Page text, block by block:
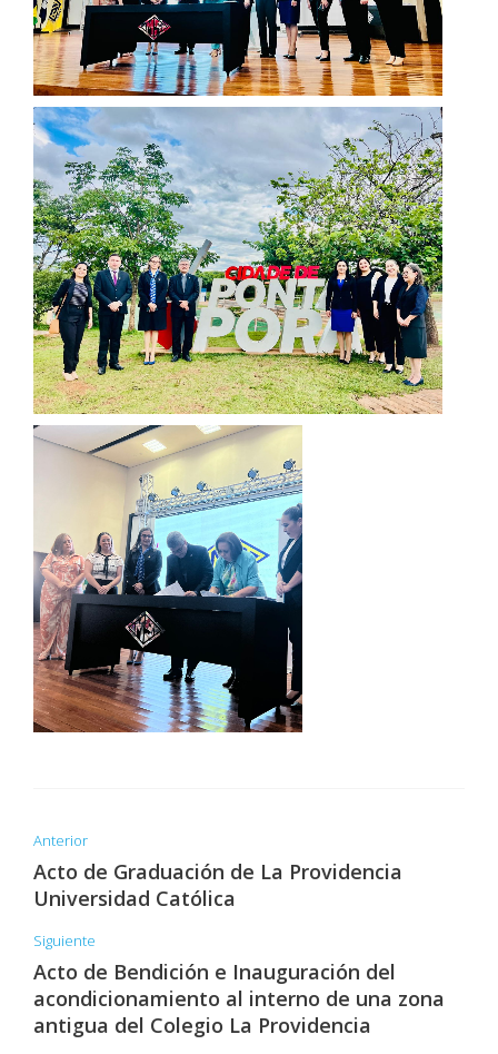
Anterior
Acto de Graduación de La Providencia
Universidad Católica
Siguiente
Acto de Bendición e Inauguración del
acondicionamiento al interno de una zona
antigua del Colegio La Providencia